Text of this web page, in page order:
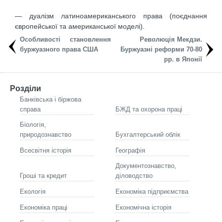
— дуалізм латиноамериканського права (поєднання
європейської та американської моделі).
Особливості становлення
буржуазного права США
Революція Мекдзи.
Буржуазні реформи 70-80
рр. в Японії
Розділи
Банківська і біржова
справа
БЖД та охорона праці
Біологія,
природознавство
Бухгалтерський облік
Всесвітня історія Географія
Гроші та кредит
Документознавство,
діловодство
Екологія Економіка підприємства
Економіка праці Економічна історія